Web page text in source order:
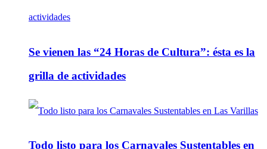
Se vienen las “24 Horas de Cultura”: ésta es la
grilla de actividades
Todo listo para los Carnavales Sustentables en